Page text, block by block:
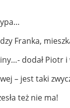
Franka,
dodał Piotr i
– jest taki
też nie ma!